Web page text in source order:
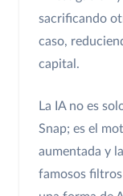
sacrificando
caso,
capital.
La IA no es
Snap; es el
aumentada y
famosos filtros